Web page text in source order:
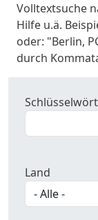
Volltextsuche
Hilfe u.ä.
oder: "Berlin,
durch
Land